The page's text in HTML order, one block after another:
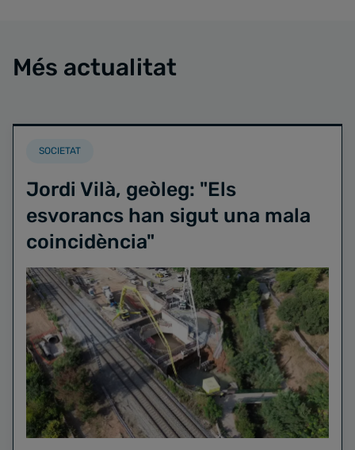
Més actualitat
SOCIETAT
Jordi Vilà, geòleg: "Els
esvorancs han sigut una mala
coincidència"